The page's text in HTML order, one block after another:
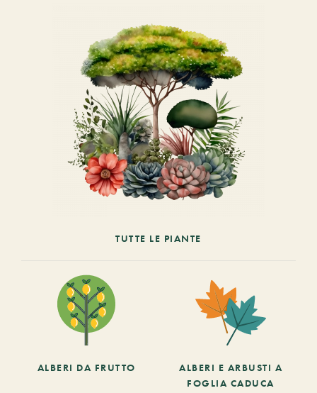
TUTTE LE PIANTE
ALBERI DA FRUTTO
ALBERI E ARBUSTI A
FOGLIA CADUCA